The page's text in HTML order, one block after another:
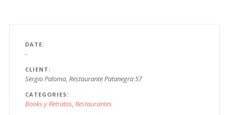
DATE
-
CLIENT
Sergio Paloma, Restaurante Patanegra 57
CATEGORIES
Books y Retratos Restaurantes